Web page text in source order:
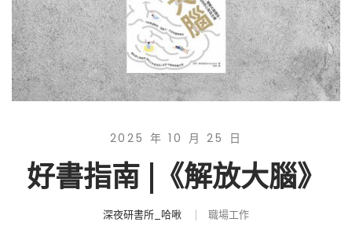
2025 年 10 月 25 日
好書指南 |《解放大腦》
深夜研書所_哈啾 職場工作